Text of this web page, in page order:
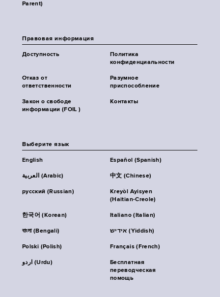
Parent)
Правовая информация
Доступность
Политика
конфиденциальности
Отказ от
ответственности
Разумное
приспособление
Закон о свободе
информации (FOIL )
Контакты
Выберите язык
English Español (Spanish)
العربية (Arabic) 中文 (Chinese)
русский (Russian)
Kreyòl Ayisyen
(Haitian-Creole)
한국어 (Korean) Italiano (Italian)
বাংলা (Bengali) אידיש (Yiddish)
Polski (Polish) Français (French)
اردو (Urdu)
Бесплатная
переводческая
помощь